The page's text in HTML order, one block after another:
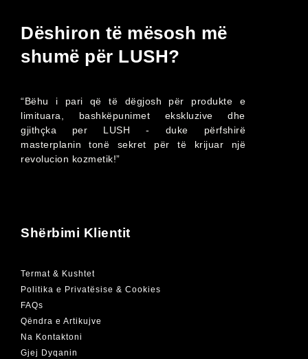
Dëshiron të mësosh më
shumë për LUSH?
“Bëhu i pari që të dëgjosh për produkte e
limituara, bashkëpunimet ekskluzive dhe
gjithçka per LUSH - duke përfshirë
masterplanin tonë sekret për të krijuar një
revolucion kozmetik!”
Shërbimi Klientit
Termat & Kushtet
Politika e Privatësise & Cookies
FAQs
Qëndra e Artikujve
Na Kontaktoni
Gjej Dyqanin